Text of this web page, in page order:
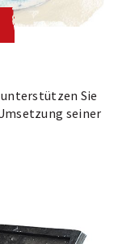
Sie
seiner